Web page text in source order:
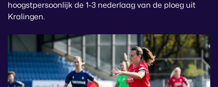
hoogstpersoonlijk de 1-3 nederlaag van de ploeg uit
Kralingen.